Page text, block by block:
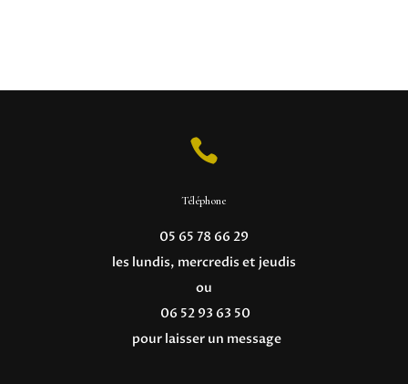

Téléphone
05 65 78 66 29
les lundis, mercredis et jeudis
ou
06 52 93 63 50
pour laisser un message